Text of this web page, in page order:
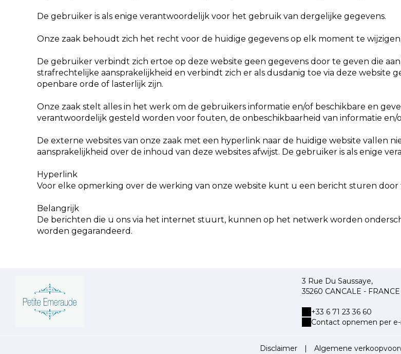
De gebruiker is als enige verantwoordelijk voor het gebruik van dergelijke gegevens.
Onze zaak behoudt zich het recht voor de huidige gegevens op elk moment te
De gebruiker verbindt zich ertoe op deze website geen gegevens door te geven die
strafrechtelijke aansprakelijkheid en verbindt zich er als dusdanig toe via deze website
openbare orde of lasterlijk zijn.
Onze zaak stelt alles in het werk om de gebruikers informatie en/of beschikbare en
verantwoordelijk gesteld worden voor fouten, de onbeschikbaarheid van informatie en/
De externe websites van onze zaak met een hyperlink naar de huidige website vallen
aansprakelijkheid over de inhoud van deze websites afwijst. De gebruiker is als enige
Hyperlink
Voor elke opmerking over de werking van onze website kunt u een bericht sturen door
Belangrijk
De berichten die u ons via het internet stuurt, kunnen op het netwerk worden
worden gegarandeerd.
3 Rue Du Saussaye,
35260 CANCALE - FRANCE
+33 6 71 23 36 60
Contact opnemen per
Disclaimer | Algemene